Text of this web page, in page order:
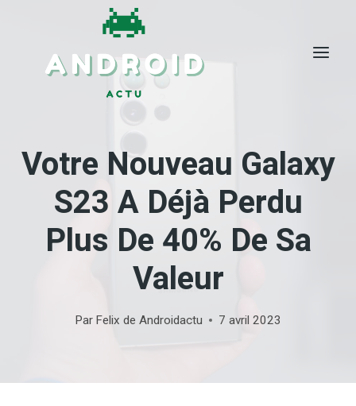
Votre Nouveau Galaxy
S23 A Déjà Perdu
Plus De 40% De Sa
Valeur
Par Felix de Androidactu 7 avril 2023